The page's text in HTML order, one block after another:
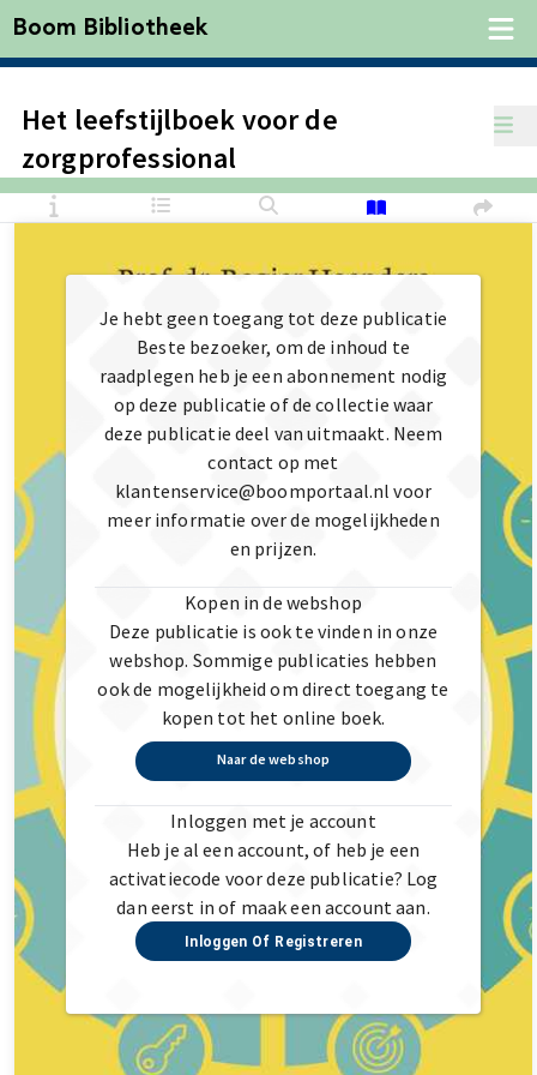
Boom Bibliotheek
Het leefstijlboek voor de
zorgprofessional
Je hebt geen toegang tot deze publicatie
Beste bezoeker, om de inhoud te
raadplegen heb je een abonnement nodig
op deze publicatie of de collectie waar
deze publicatie deel van uitmaakt. Neem
contact op met
klantenservice@boomportaal.nl voor
meer informatie over de mogelijkheden
en prijzen.
Kopen in de webshop
Deze publicatie is ook te vinden in onze
webshop. Sommige publicaties hebben
ook de mogelijkheid om direct toegang te
kopen tot het online boek.
Naar de webshop
Inloggen met je account
Heb je al een account, of heb je een
activatiecode voor deze publicatie? Log
dan eerst in of maak een account aan.
Inloggen Of Registreren